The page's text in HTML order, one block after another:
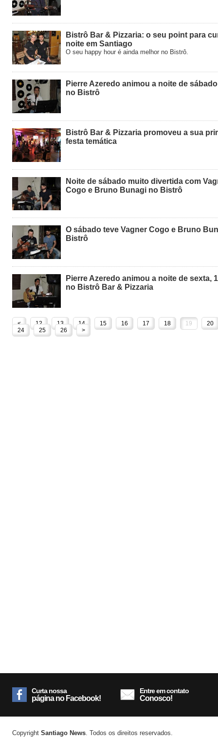
Bistrô Bar & Pizzaria: o seu point para
noite em Santiago
O seu happy hour é ainda melhor no Bistrô.
Pierre Azeredo animou a noite de
no Bistrô
Bistrô Bar & Pizzaria promoveu a sua
festa temática
Noite de sábado muito divertida com
Cogo e Bruno Bunagi no Bistrô
O sábado teve Vagner Cogo e Bruno
Bistrô
Pierre Azeredo animou a noite de sexta,
no Bistrô Bar & Pizzaria
< 12 13 14 15 16 17 18 19
20
24
25 26 >
Curta nossa
página no Facebook!
Entre em contato
Conosco!
Copyright Santiago News . Todos os direitos reservados.